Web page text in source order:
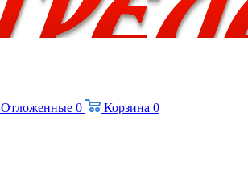
Отложенные 0 Корзина 0